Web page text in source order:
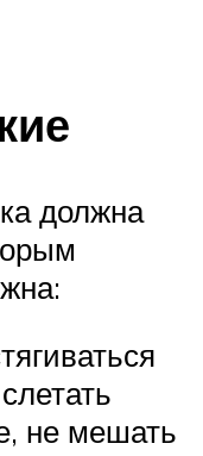
должна
не мешать